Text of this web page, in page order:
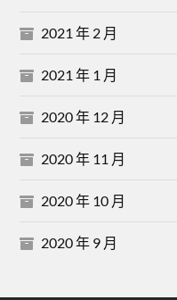
2021 年 2 月
2021 年 1 月
2020 年 12 月
2020 年 11 月
2020 年 10 月
2020 年 9 月